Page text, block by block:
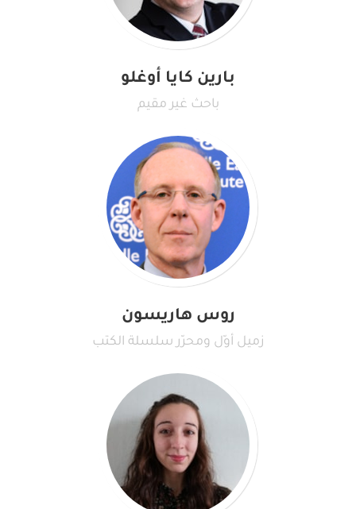
بارين كايا أوغلو
باحث غير مقيم
روس هاريسون
زميل أوّل ومحرّر سلسلة الكتب